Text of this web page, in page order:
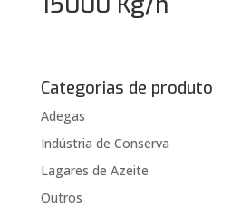
Categorias de produto
Adegas
Indústria de Conserva
Lagares de Azeite
Outros